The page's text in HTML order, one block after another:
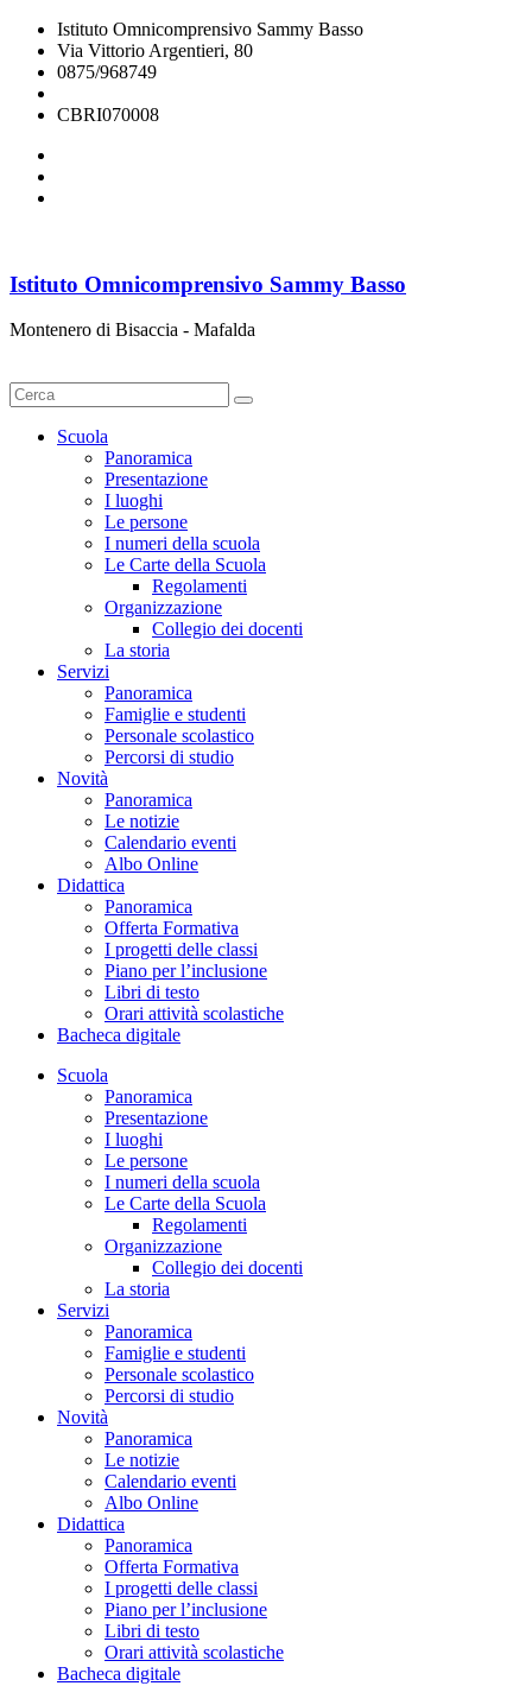
Istituto Omnicomprensivo Sammy Basso
Via Vittorio Argentieri, 80
0875/968749
CBRI070008
Istituto Omnicomprensivo Sammy Basso
Montenero di Bisaccia - Mafalda
Scuola
Panoramica
Presentazione
I luoghi
Le persone
I numeri della scuola
Le Carte della Scuola
Regolamenti
Organizzazione
Collegio dei docenti
La storia
Servizi
Panoramica
Famiglie e studenti
Personale scolastico
Percorsi di studio
Novità
Panoramica
Le notizie
Calendario eventi
Albo Online
Didattica
Panoramica
Offerta Formativa
I progetti delle classi
Piano per l’inclusione
Libri di testo
Orari attività scolastiche
Bacheca digitale
Scuola
Panoramica
Presentazione
I luoghi
Le persone
I numeri della scuola
Le Carte della Scuola
Regolamenti
Organizzazione
Collegio dei docenti
La storia
Servizi
Panoramica
Famiglie e studenti
Personale scolastico
Percorsi di studio
Novità
Panoramica
Le notizie
Calendario eventi
Albo Online
Didattica
Panoramica
Offerta Formativa
I progetti delle classi
Piano per l’inclusione
Libri di testo
Orari attività scolastiche
Bacheca digitale